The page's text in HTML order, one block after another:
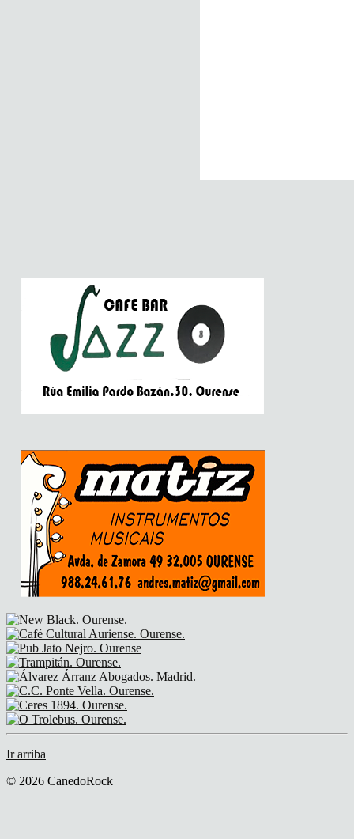
Ir arriba
© 2026 CanedoRock